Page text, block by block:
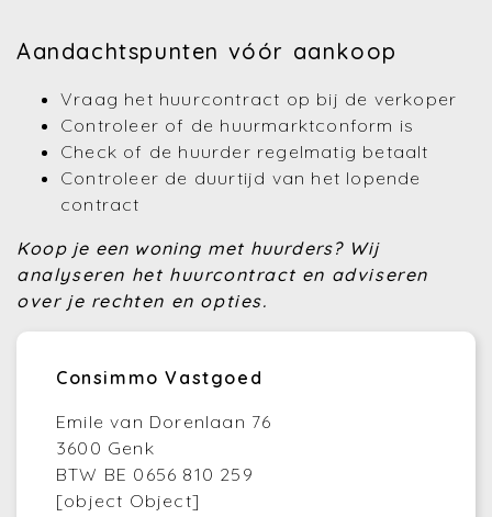
Aandachtspunten vóór aankoop
Vraag het huurcontract op bij de verkoper
Controleer of de huurmarktconform is
Check of de huurder regelmatig betaalt
Controleer de duurtijd van het lopende
contract
Koop je een woning met huurders?Wij
analyseren het huurcontract en adviseren
over je rechten en opties.
Consimmo Vastgoed
Emile van Dorenlaan 76
3600 Genk
BTW BE 0656 810 259
[object Object]